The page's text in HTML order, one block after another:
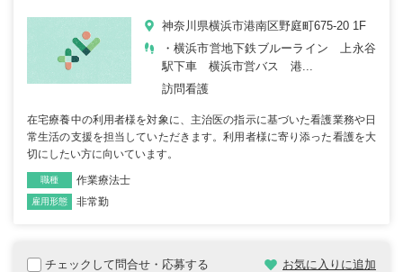
神奈川県横浜市港南区野庭町675-20 1F
・横浜市営地下鉄ブルーライン 上永谷
駅下車 横浜市営バス 港...
訪問看護
在宅療養中の利用者様を対象に、主治医の指示に基づいた看護業務や日
常生活の支援を担当していただきます。利用者様に寄り添った看護を大
切にしたい方に向いています。
職種 作業療法士
雇用形態 非常勤
チェックして問合せ・応募する お気に入りに追加